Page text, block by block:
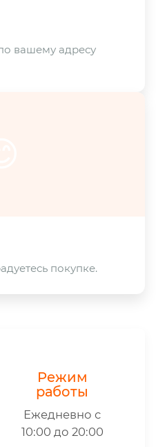
вашему адресу
покупке.
Режим
работы
Ежедневно с
10:00 до 20:00